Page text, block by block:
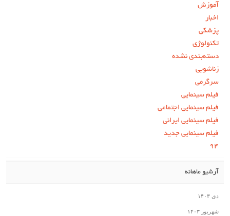
آموزش
اخبار
پزشکی
تکنولوژی
دسته‌بندی نشده
زناشویی
سرگرمی
فیلم سینمایی
فیلم سینمایی اجتماعی
فیلم سینمایی ایرانی
فیلم سینمایی جدید
۹۴
آرشیو ماهانه
دی ۱۴۰۳
شهریور ۱۴۰۳